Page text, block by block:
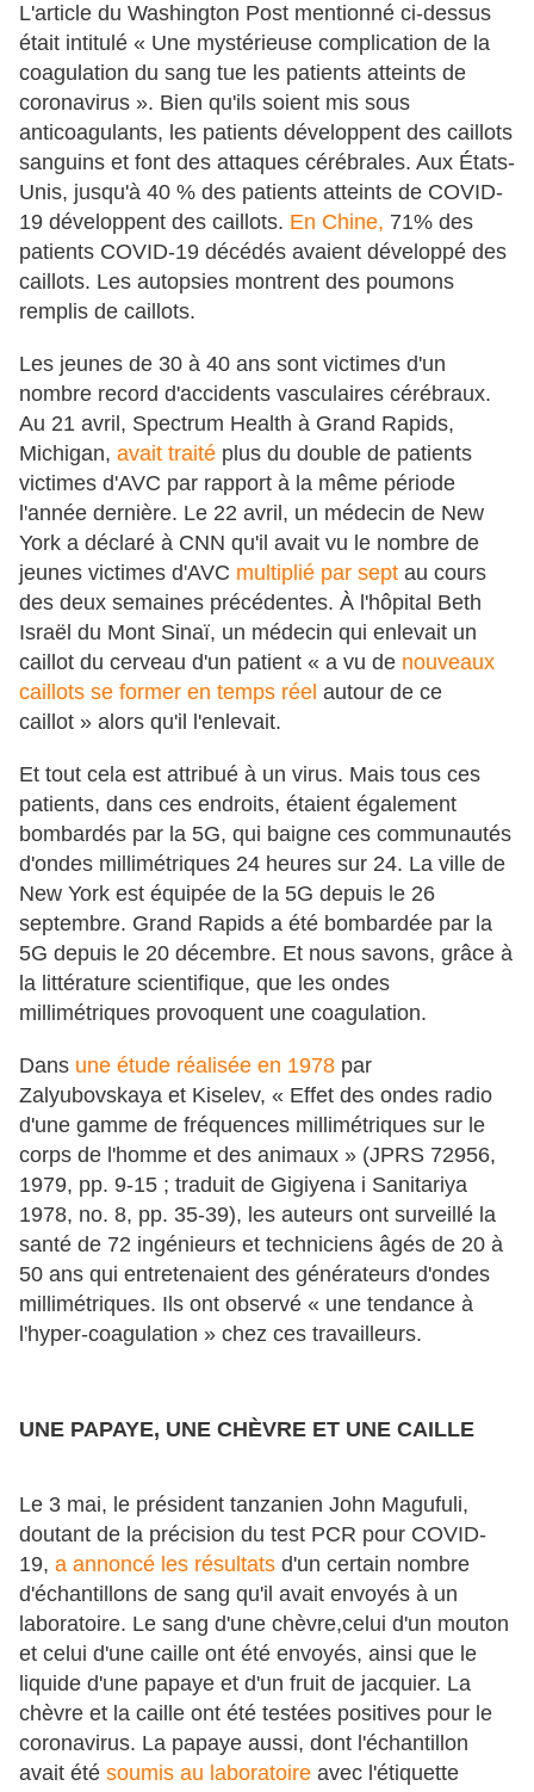
L'article du Washington Post mentionné ci-dessus
était intitulé « Une mystérieuse complication de la
coagulation du sang tue les patients atteints de
coronavirus ». Bien qu'ils soient mis sous
anticoagulants, les patients développent des caillots
sanguins et font des attaques cérébrales. Aux États-
Unis, jusqu'à 40 % des patients atteints de COVID-
19 développent des caillots. En Chine, 71% des
patients COVID-19 décédés avaient développé des
caillots. Les autopsies montrent des poumons
remplis de caillots.
Les jeunes de 30 à 40 ans sont victimes d'un
nombre record d'accidents vasculaires cérébraux.
Au 21 avril, Spectrum Health à Grand Rapids,
Michigan, avait traité plus du double de patients
victimes d'AVC par rapport à la même période
l'année dernière. Le 22 avril, un médecin de New
York a déclaré à CNN qu'il avait vu le nombre de
jeunes victimes d'AVC multiplié par sept au cours
des deux semaines précédentes. À l'hôpital Beth
Israël du Mont Sinaï, un médecin qui enlevait un
caillot du cerveau d'un patient « a vu de nouveaux
caillots se former en temps réel autour de ce
caillot » alors qu'il l'enlevait.
Et tout cela est attribué à un virus. Mais tous ces
patients, dans ces endroits, étaient également
bombardés par la 5G, qui baigne ces communautés
d'ondes millimétriques 24 heures sur 24. La ville de
New York est équipée de la 5G depuis le 26
septembre. Grand Rapids a été bombardée par la
5G depuis le 20 décembre. Et nous savons, grâce à
la littérature scientifique, que les ondes
millimétriques provoquent une coagulation.
Dans une étude réalisée en 1978 par
Zalyubovskaya et Kiselev, « Effet des ondes radio
d'une gamme de fréquences millimétriques sur le
corps de l'homme et des animaux » (JPRS 72956,
1979, pp. 9-15 ; traduit de Gigiyena i Sanitariya
1978, no. 8, pp. 35-39), les auteurs ont surveillé la
santé de 72 ingénieurs et techniciens âgés de 20 à
50 ans qui entretenaient des générateurs d'ondes
millimétriques. Ils ont observé « une tendance à
l'hyper-coagulation » chez ces travailleurs.
UNE PAPAYE, UNE CHÈVRE ET UNE CAILLE
Le 3 mai, le président tanzanien John Magufuli,
doutant de la précision du test PCR pour COVID-
19, a annoncé les résultats d'un certain nombre
d'échantillons de sang qu'il avait envoyés à un
laboratoire. Le sang d'une chèvre,celui d'un mouton
et celui d'une caille ont été envoyés, ainsi que le
liquide d'une papaye et d'un fruit de jacquier. La
chèvre et la caille ont été testées positives pour le
coronavirus. La papaye aussi, dont l'échantillon
avait été soumis au laboratoire avec l'étiquette